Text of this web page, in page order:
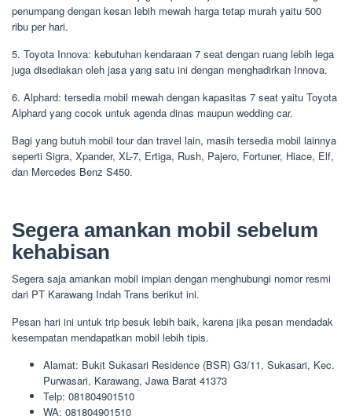
penumpang dengan kesan lebih mewah harga tetap murah yaitu 500
ribu per hari.
5. Toyota Innova: kebutuhan kendaraan 7 seat dengan ruang lebih lega
juga disediakan oleh jasa yang satu ini dengan menghadirkan Innova.
6. Alphard: tersedia mobil mewah dengan kapasitas 7 seat yaitu Toyota
Alphard yang cocok untuk agenda dinas maupun wedding car.
Bagi yang butuh mobil tour dan travel lain, masih tersedia mobil lainnya
seperti Sigra, Xpander, XL-7, Ertiga, Rush, Pajero, Fortuner, Hiace, Elf,
dan Mercedes Benz S450.
Segera amankan mobil sebelum
kehabisan
Segera saja amankan mobil impian dengan menghubungi nomor resmi
dari PT Karawang Indah Trans berikut ini.
Pesan hari ini untuk trip besuk lebih baik, karena jika pesan mendadak
kesempatan mendapatkan mobil lebih tipis.
Alamat: Bukit Sukasari Residence (BSR) G3/11, Sukasari, Kec.
Purwasari, Karawang, Jawa Barat 41373
Telp: 081804901510
WA: 081804901510